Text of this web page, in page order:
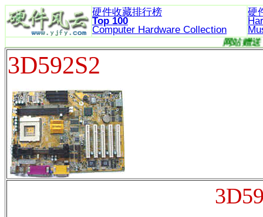
硬件收藏排行榜
Top 100
Computer Hardware Collection
硬
3D592S2